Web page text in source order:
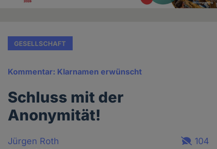
GESELLSCHAFT
Kommentar: Klarnamen erwünscht
Schluss mit der
Anonymität!
Jürgen Roth
104